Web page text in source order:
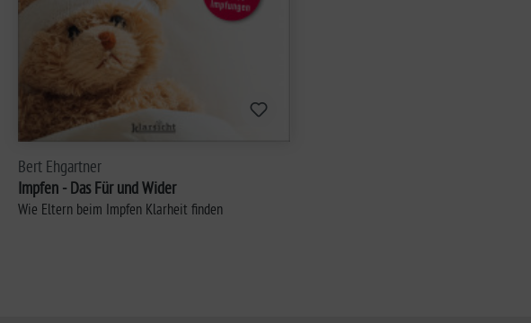
Bert Ehgartner
Impfen - Das Für und Wider
Wie Eltern beim Impfen Klarheit finden